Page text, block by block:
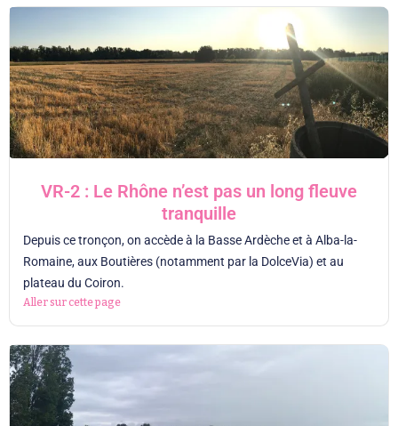
VR-2 : Le Rhône n’est pas un long fleuve
tranquille
Depuis ce tronçon, on accède à la Basse Ardèche et à Alba-la-
Romaine, aux Boutières (notamment par la DolceVia) et au
plateau du Coiron.
Aller sur cette page